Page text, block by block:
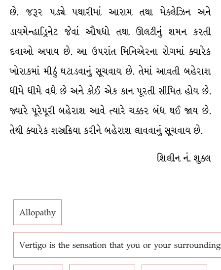
છે. જરૂર પડ્યે પથારીમાં આરામ તથા મેક્લેઝિન અને
ડાયમેન્હાડ્રિનેટ જેવાં ઔષધો તથા ઊલટીનું શમન કરતી
દવાઓ અપાય છે. આ ઉપરાંત મિનિએરના રોગમાં ક્યારેક
ખોરાકમાં મીઠું ઘટાડવાનું સૂચવાય છે. તેમાં આવતી બહેરાશ
ધીમે ધીમે વધે છે અને કોઈ એક કાન પૂરતી સીમિત હોય છે.
જ્યારે પૂરેપૂરી બહેરાશ આવે ત્યારે ચક્કર બંધ થઈ જાય છે.
તેથી ક્યારેક શસ્ત્રક્રિયા કરીને બહેરાશ લાવવાનું સૂચવાય છે.
શિલીન નં. શુક્લ
Allopathy
Vertigo is the sensation that you or your